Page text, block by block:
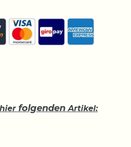
folgenden Artikel: